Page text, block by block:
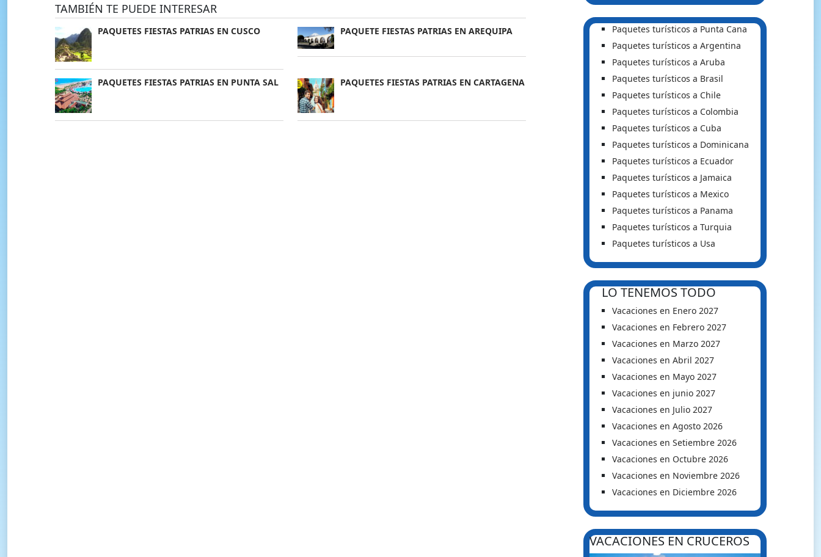
TAMBIÉN TE PUEDE INTERESAR
PAQUETES FIESTAS PATRIAS EN CUSCO PAQUETE FIESTAS PATRIAS EN AREQUIPA
PAQUETES FIESTAS PATRIAS EN PUNTA SAL PAQUETES FIESTAS PATRIAS EN CARTAGENA
Paquetes turísticos a Punta Cana
Paquetes turísticos a Argentina
Paquetes turísticos a Aruba
Paquetes turísticos a Brasil
Paquetes turísticos a Chile
Paquetes turísticos a Colombia
Paquetes turísticos a Cuba
Paquetes turísticos a Dominicana
Paquetes turísticos a Ecuador
Paquetes turísticos a Jamaica
Paquetes turísticos a Mexico
Paquetes turísticos a Panama
Paquetes turísticos a Turquia
Paquetes turísticos a Usa
LO TENEMOS TODO
Vacaciones en Enero 2027
Vacaciones en Febrero 2027
Vacaciones en Marzo 2027
Vacaciones en Abril 2027
Vacaciones en Mayo 2027
Vacaciones en junio 2027
Vacaciones en Julio 2027
Vacaciones en Agosto 2026
Vacaciones en Setiembre 2026
Vacaciones en Octubre 2026
Vacaciones en Noviembre 2026
Vacaciones en Diciembre 2026
VACACIONES EN CRUCEROS